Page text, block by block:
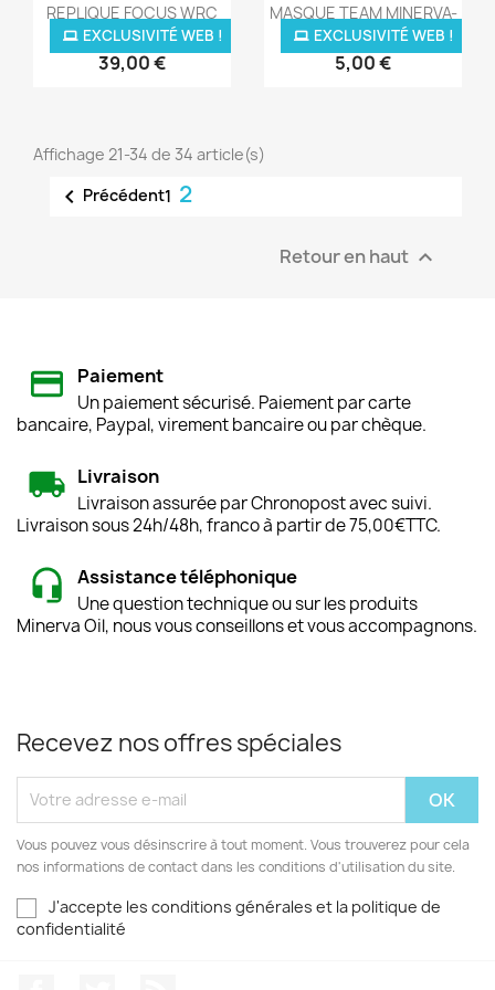
 Aperçu rapide
REPLIQUE FOCUS WRC
MINERVA
39,00 €
EXCLUSIVITÉ WEB !
Aperçu rapide
MASQUE TEAM MINERVA-
OIL...
5,00 €
EXCLUSIVITÉ WEB !
Affichage 21-34 de 34 article(s)
 Précédent1 2
Retour en haut 
Paiement
Un paiement sécurisé. Paiement par carte
bancaire, Paypal, virement bancaire ou par chèque.
Livraison
Livraison assurée par Chronopost avec suivi.
Livraison sous 24h/48h, franco à partir de 75,00€TTC.
Assistance téléphonique
Une question technique ou sur les produits
Minerva Oil, nous vous conseillons et vous accompagnons.
Recevez nos offres spéciales
Vous pouvez vous désinscrire à tout moment. Vous trouverez pour cela
nos informations de contact dans les conditions d'utilisation du site.
J'accepte les conditions générales et la politique de
confidentialité